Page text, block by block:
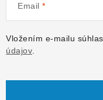
Email
Vložením e-mailu
údajov